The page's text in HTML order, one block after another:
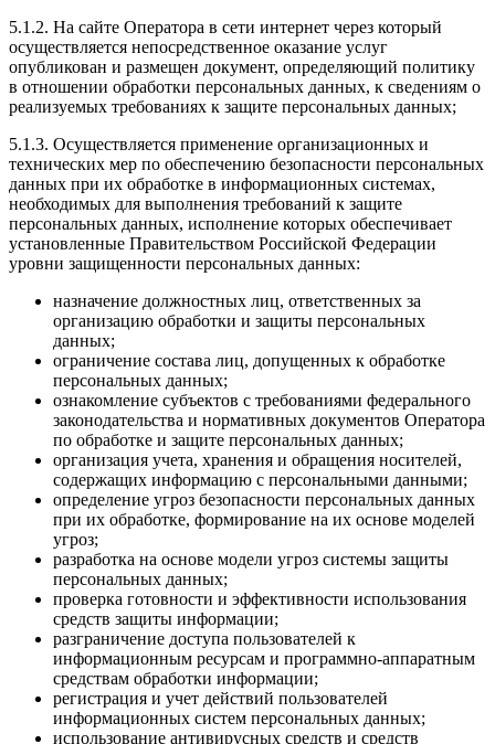
5.1.2. На сайте Оператора в сети интернет через который
осуществляется непосредственное оказание услуг
опубликован и размещен документ, определяющий политику
в отношении обработки персональных данных, к сведениям о
реализуемых требованиях к защите персональных данных;
5.1.3. Осуществляется применение организационных и
технических мер по обеспечению безопасности персональных
данных при их обработке в информационных системах,
необходимых для выполнения требований к защите
персональных данных, исполнение которых обеспечивает
установленные Правительством Российской Федерации
уровни защищенности персональных данных:
назначение должностных лиц, ответственных за
организацию обработки и защиты персональных
данных;
ограничение состава лиц, допущенных к обработке
персональных данных;
ознакомление субъектов с требованиями федерального
законодательства и нормативных документов Оператора
по обработке и защите персональных данных;
организация учета, хранения и обращения носителей,
содержащих информацию с персональными данными;
определение угроз безопасности персональных данных
при их обработке, формирование на их основе моделей
угроз;
разработка на основе модели угроз системы защиты
персональных данных;
проверка готовности и эффективности использования
средств защиты информации;
разграничение доступа пользователей к
информационным ресурсам и программно-аппаратным
средствам обработки информации;
регистрация и учет действий пользователей
информационных систем персональных данных;
использование антивирусных средств и средств